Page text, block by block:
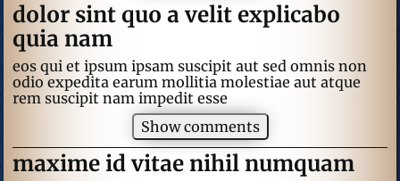
dolor sint quo a velit explicabo
quia nam
eos qui et ipsum ipsam suscipit aut sed omnis non
odio expedita earum mollitia molestiae aut atque
rem suscipit nam impedit esse
Show comments
maxime id vitae nihil numquam